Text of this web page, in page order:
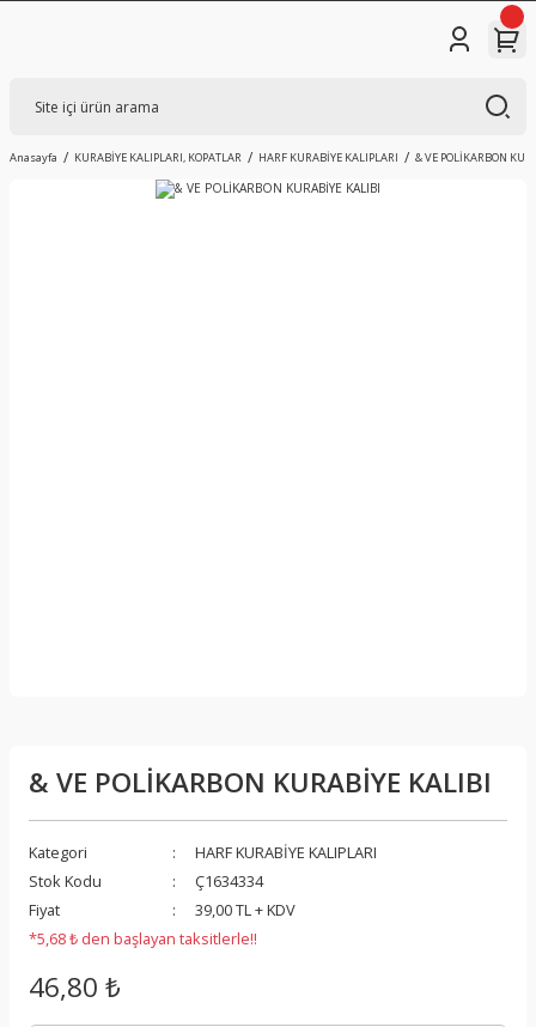
Anasayfa KURABİYE KALIPLARI, KOPATLAR HARF KURABİYE KALIPLARI & VE POLİKARBON
& VE POLİKARBON KURABİYE KALIBI
Kategori
HARF KURABİYE KALIPLARI
Stok Kodu
Ç1634334
Fiyat
39,00 TL + KDV
*5,68 ₺ den başlayan taksitlerle!!
46,80 ₺